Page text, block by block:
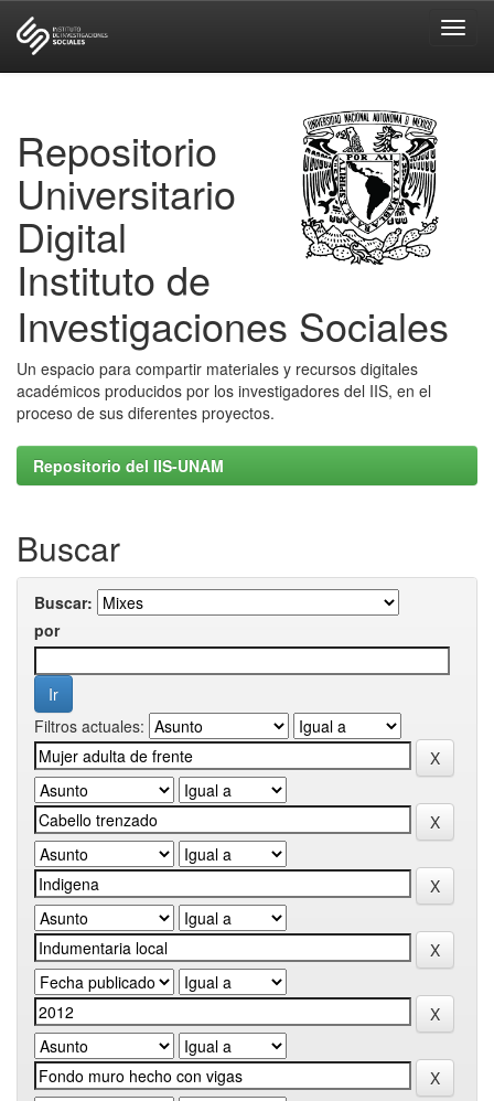
Repositorio
Universitario
Digital
Instituto de
Investigaciones Sociales
Un espacio para compartir materiales y recursos digitales
académicos producidos por los investigadores del IIS, en el
proceso de sus diferentes proyectos.
Repositorio del IIS-UNAM
Buscar
Buscar:
por
Filtros actuales: